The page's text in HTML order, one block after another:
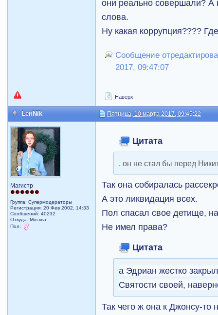
они реально совершали? А
слова.
Ну какая коррупция????
Сообщение
2017, 09:47:07
Наверх
LenNik Пятница, 10 марта 2017, 09:45:22
Магистр
Группа: Супермодераторы
Регистрация: 20 Фев 2002, 14:33
Сообщений: 40232
Откуда: Москва
Пол:
Цитата
, он не стал бы перед
Так она собиралась
А это ликвидация всех.
Пол спасал свое детище,
Не имел права?
Цитата
а Эдриан жестко
Святости своей,
Так чего ж она к Джонсу-